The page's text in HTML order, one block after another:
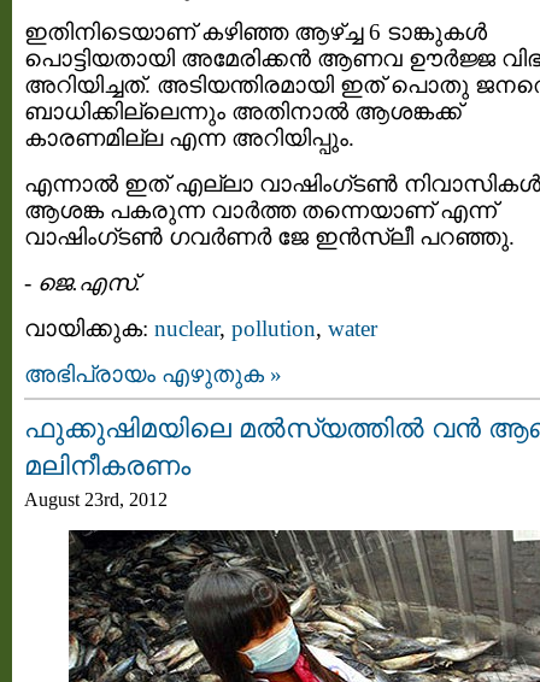
ഇതിനിടെയാണ് കഴിഞ്ഞ ആഴ്ച്ച 6 ടാങ്കുകൾ
പൊട്ടിയതായി അമേരിക്കൻ ആണവ ഊർജ്ജ
അറിയിച്ചത്. അടിയന്തിരമായി ഇത് പൊതു
ബാധിക്കില്ലെന്നും അതിനാൽ ആശങ്കക്ക്
കാരണമില്ല എന്ന അറിയിപ്പും.
എന്നാൽ ഇത് എല്ലാ വാഷിംഗ്ടൺ
ആശങ്ക പകരുന്ന വാർത്ത തന്നെയാണ് എന്ന്
വാഷിംഗ്ടൺ ഗവർണർ ജേ ഇൻസ്ലീ പറഞ്ഞു.
- ജെ.എസ്.
വായിക്കുക: nuclear, pollution, water
അഭിപ്രായം എഴുതുക »
ഫുക്കുഷിമയിലെ മൽസ്യത്തിൽ വൻ
മലിനീകരണം
August 23rd, 2012